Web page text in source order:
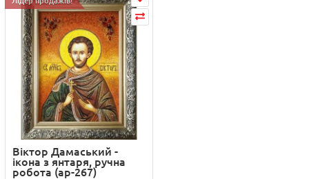
Віктор Дамаський -
ікона з янтаря, ручна
робота (ар-267)